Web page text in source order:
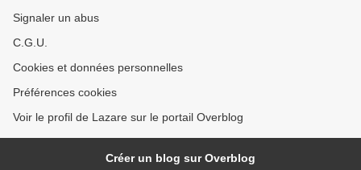
Signaler un abus
C.G.U.
Cookies et données personnelles
Préférences cookies
Voir le profil de Lazare sur le portail Overblog
Créer un blog sur Overblog